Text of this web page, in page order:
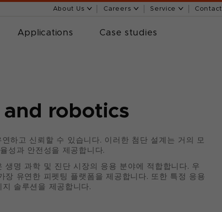
About Us Careers Service Contact
Applications Case studies
robotics
하고 신뢰할 수 있습니다. 이러한 첨단 설계는 거의 모
성과 안전성을 제공합니다.
명 과학 및 진단 시장의 응용 분야에 적합합니다. 우
유연한 피펫팅 플랫폼을 제공합니다. 또한 특정 응용
솔루션을 제공합니다.